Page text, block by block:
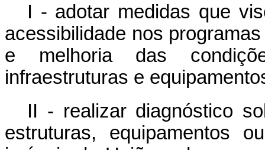
I - adotar medidas que
acessibilidade nos
e melhoria das
infraestruturas e
II - realizar diagnóstico
estruturas, equipamentos